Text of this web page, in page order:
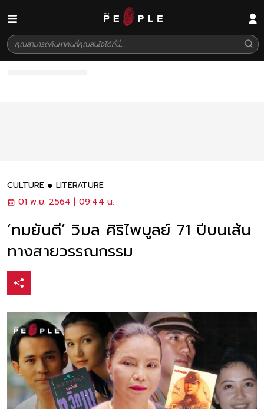
CULTURE
LITERATURE
01 พ.ย. 2564 | 09:44 น.
‘ทมยันตี’ วิมล ศิริไพบูลย์ 71 ปีบนเส้น
ทางสายวรรณกรรม